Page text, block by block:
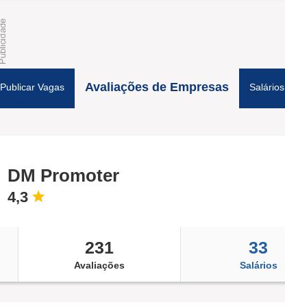
Publicar Vagas Avaliações de Empresas Salários
DM Promoter
4,3
231
Avaliações
33
Salários